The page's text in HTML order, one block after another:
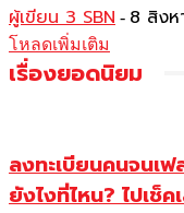
ผู้เขียน 3 SBN - 8 สิง
โหลดเพิ่มเติม
เรื่องยอดนิยม
ลงทะเบียนคนจนเฟ
ยังไงที่ไหน? ไปเช็ค